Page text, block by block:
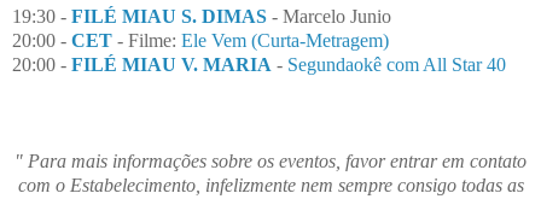
19:30 - FILÉ MIAU S. DIMAS - Marcelo Junio
20:00 - CET - Filme: Ele Vem (Curta-Metragem)
20:00 - FILÉ MIAU V. MARIA - Segundaokê com All Star 40
" Para mais informações sobre os eventos, favor entrar em contato
com o Estabelecimento, infelizmente nem sempre consigo todas as